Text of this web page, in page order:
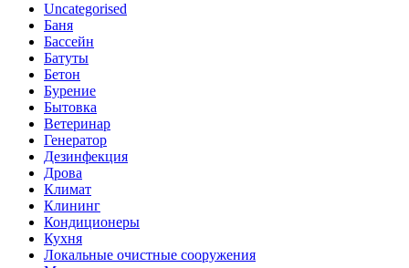
Uncategorised
Баня
Бассейн
Батуты
Бетон
Бурение
Бытовка
Ветеринар
Генератор
Дезинфекция
Дрова
Климат
Клининг
Кондиционеры
Кухня
Локальные очистные сооружения